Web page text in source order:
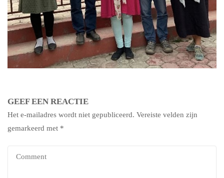
GEEF EEN REACTIE
Het e-mailadres wordt niet gepubliceerd. Vereiste velden zijn
gemarkeerd met *